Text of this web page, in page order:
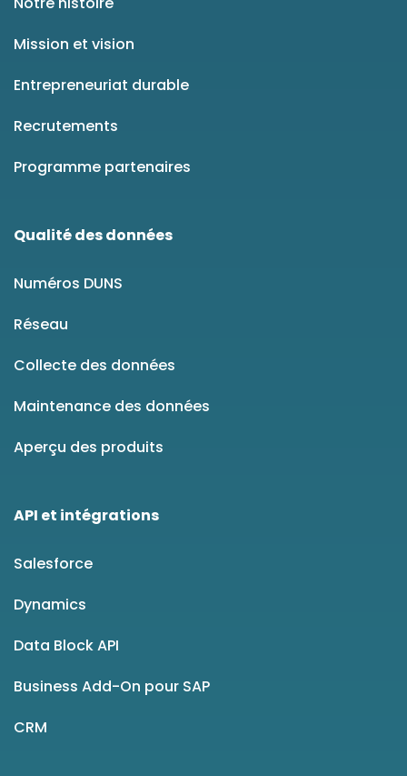
Mission et vision
Entrepreneuriat durable
Recrutements
Programme partenaires
Qualité des données
Numéros DUNS
Réseau
Collecte des données
Maintenance des données
Aperçu des produits
API et intégrations
Salesforce
Dynamics
Data Block API
Business Add-On pour SAP
CRM